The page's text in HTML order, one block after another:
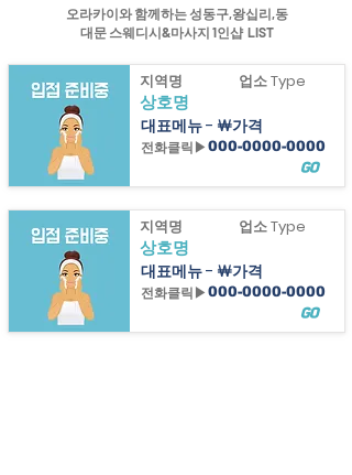
오라카이와 함께하는 성동구,왕십리,동
대문 스웨디시&마사지 1인샵 LIST
지역명 업소 Type
상호명
대표메뉴 - ￦가격
전화클릭▶ 000-0000-0000
GO
지역명 업소 Type
상호명
대표메뉴 - ￦가격
전화클릭▶ 000-0000-0000
GO